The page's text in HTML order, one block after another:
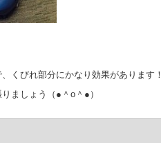
くびれ部分にかなり効果があります！
ましょう（●＾o＾●）